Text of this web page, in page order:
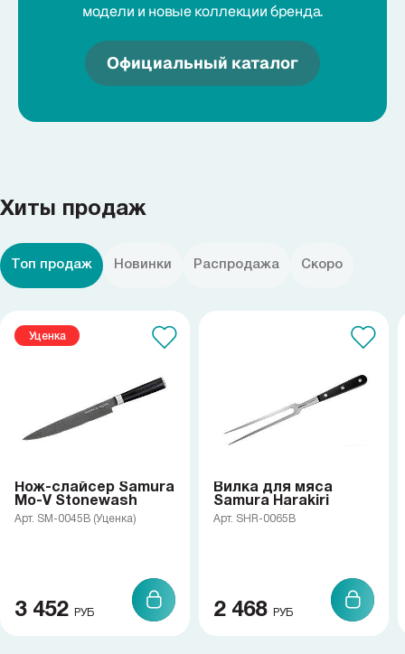
модели и новые коллекции бренда.
Официальный каталог
Хиты продаж
Топ продаж Новинки Распродажа Скоро
Уценка
Нож-слайсер Samura
Mo-V Stonewash
Арт. SM-0045B (Уценка)
3 452 РУБ
Вилка для мяса
Samura Harakiri
Арт. SHR-0065B
2 468 РУБ